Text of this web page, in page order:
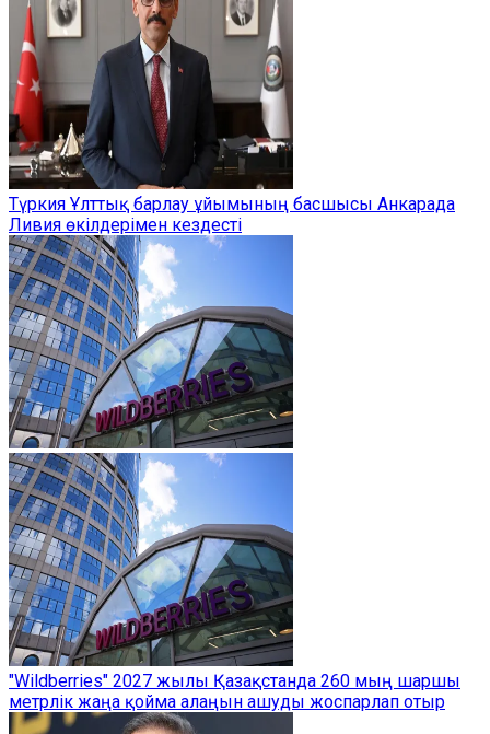
Түркия Ұлттық барлау ұйымының басшысы Анкарада
Ливия өкілдерімен кездесті
"Wildberries" 2027 жылы Қазақстанда 260 мың шаршы
метрлік жаңа қойма алаңын ашуды жоспарлап отыр